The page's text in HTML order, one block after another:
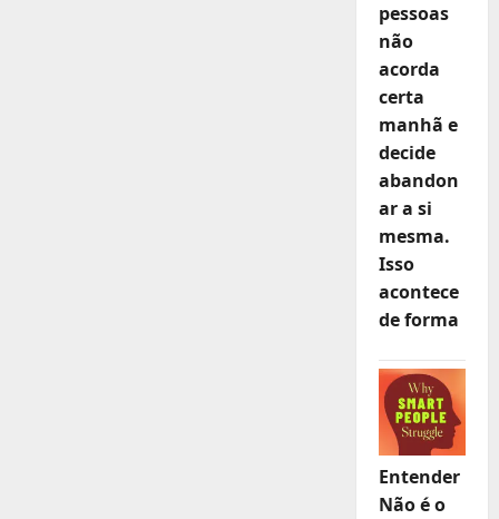
pessoas
não
acorda
certa
manhã e
decide
abandon
ar a si
mesma.
Isso
acontece
de forma
Entender
Não é o